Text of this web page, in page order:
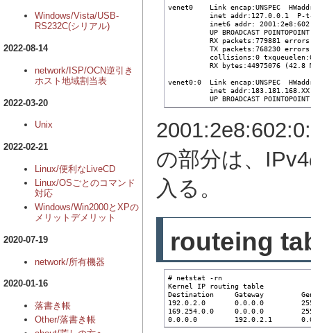
Windows/Vista/USB-
RS232C(シリアル)
2022-08-14
network/ISP/OCN逆引き
ホスト地域割当表
2022-03-20
Unix
2022-02-21
Linux/便利なLiveCD
Linux/OSごとのコマンド
対応
Windows/Win2000とXPの
メリットデメリット
2020-07-19
network/所有機器
2020-01-16
落書き帳
Other/落書き帳
venet0    Link encap:UNSPEC
inet addr:127.0.0.1  P-
inet6 addr:
UP BROADCAST
RX packets:779881
TX packets:768230
collisions:0
RX bytes:44975076 (42.8
venet0:0  Link encap:UNSPEC
inet
UP BROADCAST
の部分は、
入る。
routeing
# netstat -rn
Kernel IP routing table
Destination     Gateway
192.0.2.0       0.0.0.0
169.254.0.0     0.0.0.0
0.0.0.0         192.0.2.1